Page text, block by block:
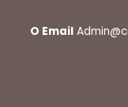
O Email